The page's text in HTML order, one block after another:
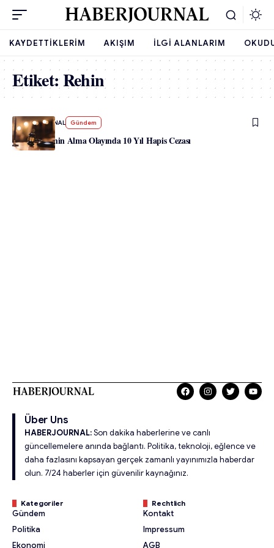
KAYDETTIKLERIM AKIŞIM İLGI ALANLARIM
Etiket:Rehin
-HABERJOURNAL Gündem
AMS’de Rehin Alma Olayında 10 Yıl Hapis Cezası
Über Uns
HABERJOURNAL:Son dakika haberlerine ve canlı
güncellemelere anında bağlantı. Politika, teknoloji, eğlence ve
daha fazlasını kapsayan gerçek zamanlı yayınımızla haberdar
olun. 7/24 haberler için güvenilir kaynağınız.
Kategoriler
Gündem
Politika
Ekonomi
Rechtlich
Kontakt
Impressum
AGB